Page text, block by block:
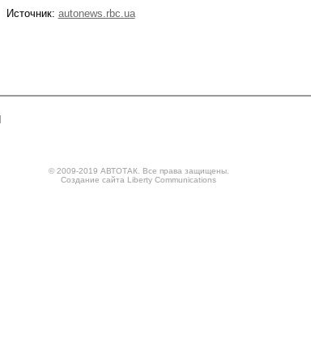
Источник: autonews.rbc.ua
© 2009-2019 АВТОТАК. Все права защищены.
Создание сайта Liberty Communications